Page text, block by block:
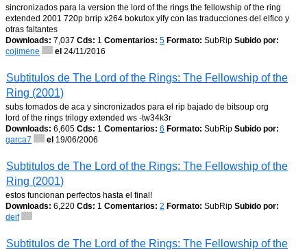
sincronizados para la version the lord of the rings the fellowship of the ring
extended 2001 720p brrip x264 bokutox yify con las traducciones del elfico y
otras faltantes
Downloads: 7,037 Cds: 1 Comentarios: 5 Formato: SubRip Subido por:
cojimene
el 24/11/2016
Subtitulos de The Lord of the Rings: The Fellowship of the
Ring (2001)
subs tomados de aca y sincronizados para el rip bajado de bitsoup org
lord of the rings trilogy extended ws -tw34k3r
Downloads: 6,605 Cds: 1 Comentarios: 6 Formato: SubRip Subido por:
garca7
el 19/06/2006
Subtitulos de The Lord of the Rings: The Fellowship of the
Ring (2001)
estos funcionan perfectos hasta el final!
Downloads: 6,220 Cds: 1 Comentarios: 2 Formato: SubRip Subido por:
deif
Subtitulos de The Lord of the Rings: The Fellowship of the